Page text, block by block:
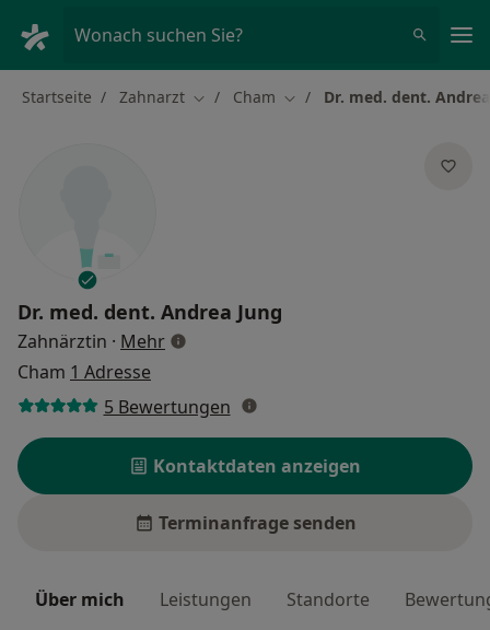
Wonach suchen Sie?
Startseite Zahnarzt Stadt ändern
Cham Stadt ändern
Dr. med. dent.
Dr. med. dent. Andrea Jung
Zahnärztin · Mehrüber Spezialisierungen
Cham 1 Adresse
5 Bewertungen
Kontaktdaten anzeigen
Terminanfrage senden
Über mich Leistungen Standorte